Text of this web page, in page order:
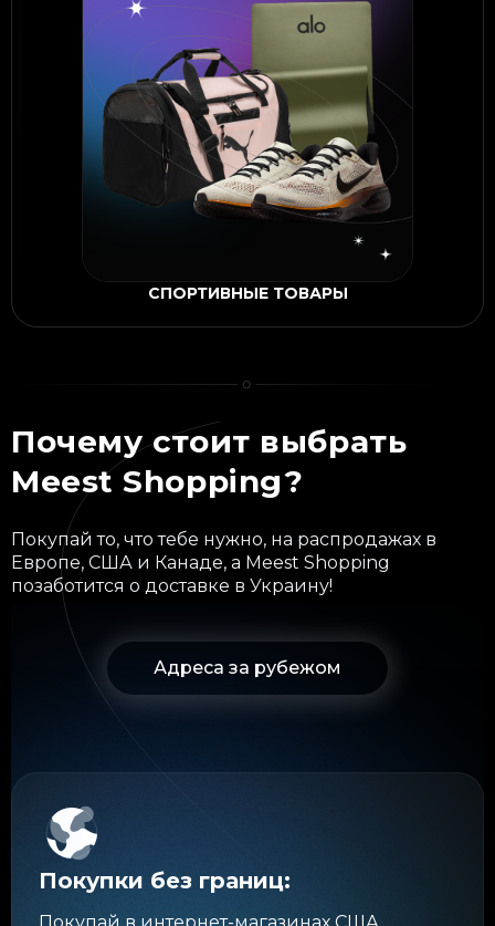
СПОРТИВНЫЕ ТОВАРЫ
Почему стоит выбрать
Meest Shopping?
Покупай то, что тебе нужно, на распродажах в
Европе, США и Канаде, а Meest Shopping
позаботится о доставке в Украину!
Адреса за рубежом
Покупки без границ: